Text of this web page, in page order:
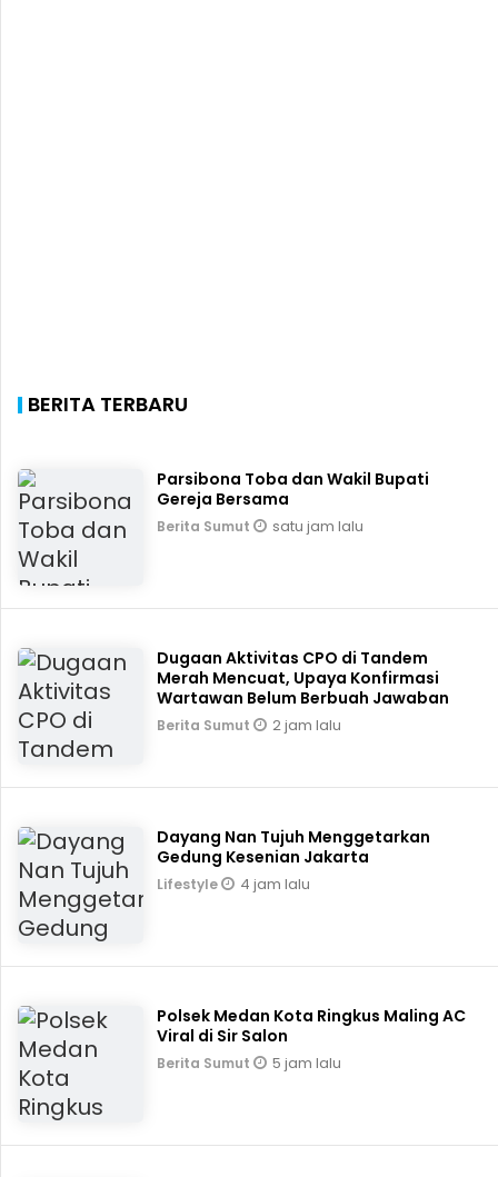
BERITA TERBARU
Parsibona Toba dan Wakil Bupati
Gereja Bersama
Berita Sumut satu jam lalu
Dugaan Aktivitas CPO di Tandem
Merah Mencuat, Upaya Konfirmasi
Wartawan Belum Berbuah Jawaban
Berita Sumut 2 jam lalu
Dayang Nan Tujuh Menggetarkan
Gedung Kesenian Jakarta
Lifestyle 4 jam lalu
Polsek Medan Kota Ringkus Maling AC
Viral di Sir Salon
Berita Sumut 5 jam lalu